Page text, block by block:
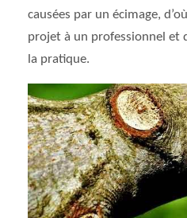
causées par un écimage,
projet à un professionnel et
la pratique.